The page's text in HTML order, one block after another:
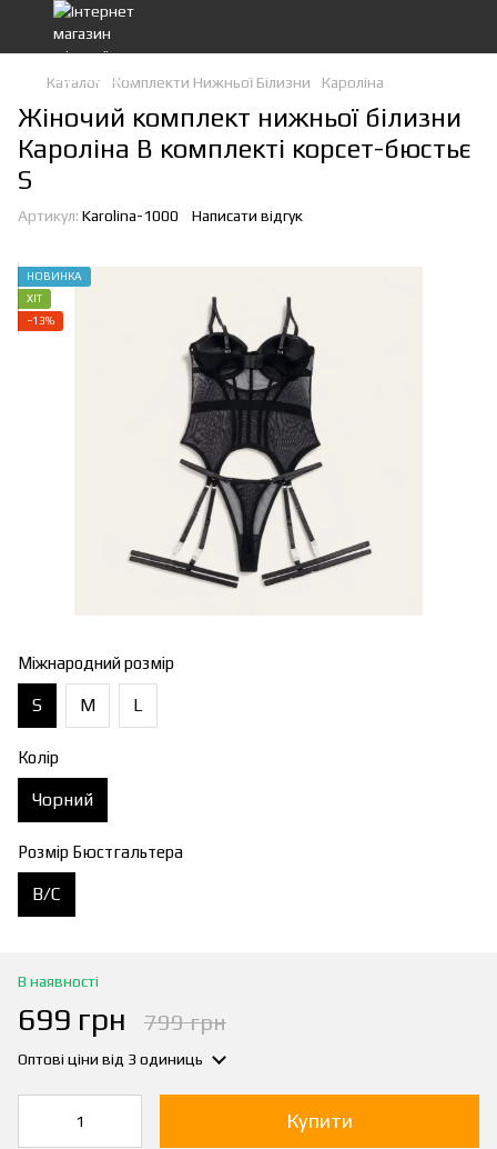
Каталог Комплекти Нижньої Білизни Кароліна
Жіночий комплект нижньої білизни
Кароліна В комплекті корсет-бюстьє
S
Артикул: Karolina-1000 Написати відгук
НОВИНКА
ХІТ
−13%
Міжнародний розмір
S M L
Колір
Чорний
Розмір Бюстгальтера
В/С
В наявності
699 грн 799 грн
Оптові ціни від 3 одиниць
Купити